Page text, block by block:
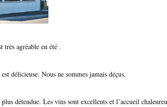
très agréable en été .
délicieuse. Nous ne sommes jamais déçus.
détendue. Les vins sont excellents et l’accueil